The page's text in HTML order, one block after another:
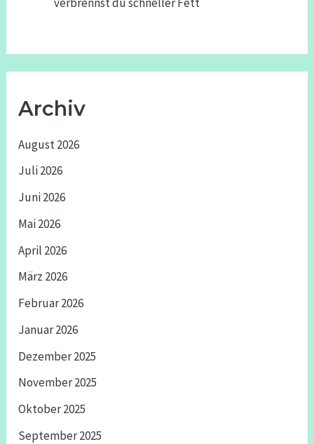
verbrennst du schneller Fett
Archiv
August 2026
Juli 2026
Juni 2026
Mai 2026
April 2026
März 2026
Februar 2026
Januar 2026
Dezember 2025
November 2025
Oktober 2025
September 2025